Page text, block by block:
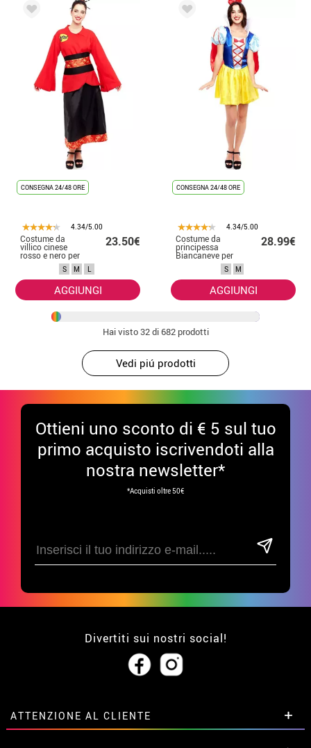
CONSEGNA 24/48 ORE
4.34/5.00
Costume da
villico cinese
rosso e nero per
23.50€
S M L
AGGIUNGI
CONSEGNA 24/48 ORE
4.34/5.00
Costume da
principessa
Biancaneve per
28.99€
S M
AGGIUNGI
Hai visto32di 682 prodotti
Vedi piú prodotti
Ottieni uno sconto di € 5 sul tuo
primo acquisto iscrivendoti alla
nostra newsletter*
*Acquisti oltre 50€
Divertiti sui nostri social!
ATTENZIONE AL CLIENTE